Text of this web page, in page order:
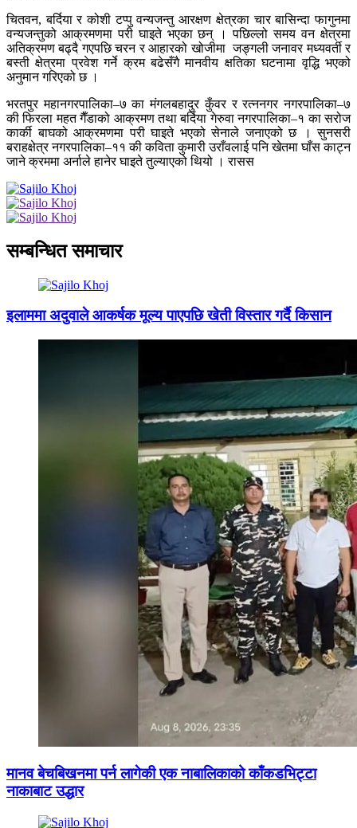
चितवन, बर्दिया र कोशी टप्पु वन्यजन्तु आरक्षण क्षेत्रका चार बासिन्दा फागुनमा
वन्यजन्तुको आक्रमणमा परी घाइते भएका छन् । पछिल्लो समय वन क्षेत्रमा
अतिक्रमण बढ्दै गएपछि चरन र आहारको खोजीमा जङ्गली जनावर मध्यवर्ती र
बस्ती क्षेत्रमा प्रवेश गर्ने क्रम बढेसँगै मानवीय क्षतिका घटनामा वृद्धि भएको
अनुमान गरिएको छ ।
भरतपुर महानगरपालिका–७ का मंगलबहादुर कुँवर र रत्ननगर नगरपालिका–७
की फिरला महत गैँडाको आक्रमण तथा बर्दिया गेरुवा नगरपालिका–१ का सरोज
कार्की बाघको आक्रमणमा परी घाइते भएको सेनाले जनाएको छ । सुनसरी
बराहक्षेत्र नगरपालिका–११ की कविता कुमारी उराँवलाई पनि खेतमा घाँस काट्न
जाने क्रममा अर्नाले हानेर घाइते तुल्याएको थियो । रासस
सम्बन्धित समाचार
इलाममा अदुवाले आकर्षक मूल्य पाएपछि खेती विस्तार गर्दै किसान
मानव बेचबिखनमा पर्न लागेकी एक नाबालिकाको काँकडभिट्टा
नाकाबाट उद्धार